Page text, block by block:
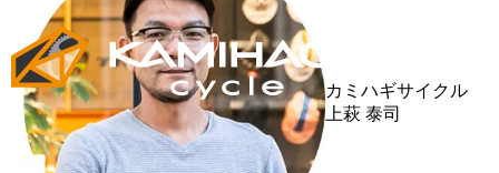
カミハギサイクル
上萩 泰司